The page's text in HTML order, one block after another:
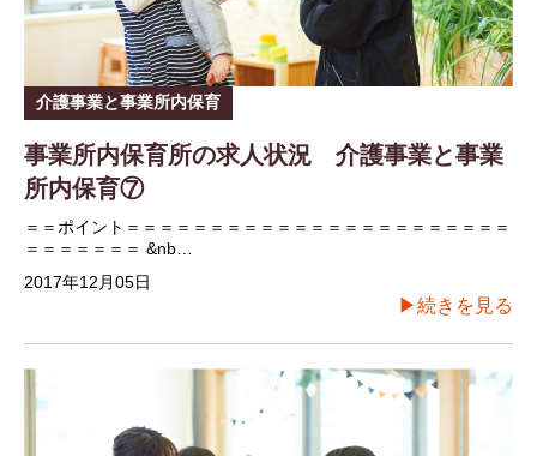
介護事業と事業所内保育
事業所内保育所の求人状況 介護事業と事業
所内保育⑦
＝＝ポイント＝＝＝＝＝＝＝＝＝＝＝＝＝＝＝＝＝＝＝＝＝＝＝
＝＝＝＝＝＝＝ &nb…
2017年12月05日
▶続きを見る